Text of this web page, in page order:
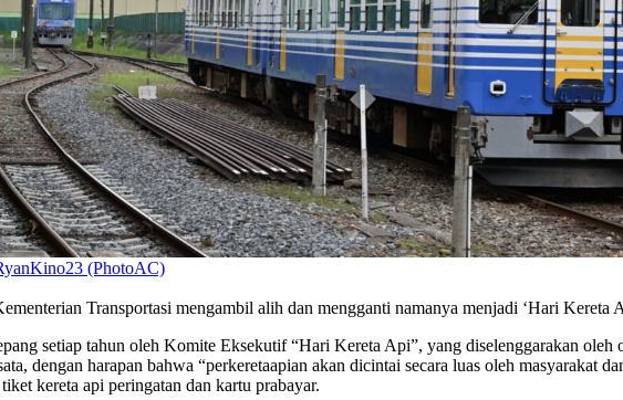
(PhotoAC)
Transportasi mengambil alih dan mengganti namanya menjadi ‘Hari Kereta
setiap tahun oleh Komite Eksekutif “Hari Kereta Api”, yang diselenggarakan
dengan harapan bahwa “perkeretaapian akan dicintai secara luas oleh masyarakat
kereta api peringatan dan kartu prabayar.